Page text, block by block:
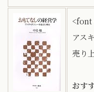
<font
アス
売り
おす